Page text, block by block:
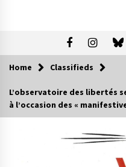
Home Classifieds
L’observatoire des libertés
à l’occasion des «